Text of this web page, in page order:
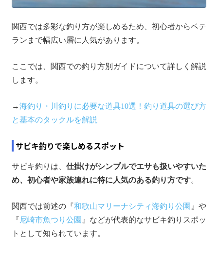
関西では多彩な釣り方が楽しめるため、初心者からベテ
ランまで幅広い層に人気があります。
ここでは、関西での釣り方別ガイドについて詳しく解説
します。
→海釣り・川釣りに必要な道具10選！釣り道具の選び方
と基本のタックルを解説
サビキ釣りで楽しめるスポット
サビキ釣りは、 仕掛けがシンプルでエサも扱いやすいた
め、初心者や家族連れに特に人気のある釣り方です。
関西では前述の『和歌山マリーナシティ海釣り公園 』や
『尼崎市魚つり公園 』などが代表的なサビキ釣りスポッ
トとして知られています。